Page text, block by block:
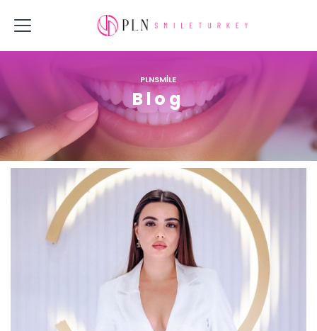
PLNSMİLE
Blog